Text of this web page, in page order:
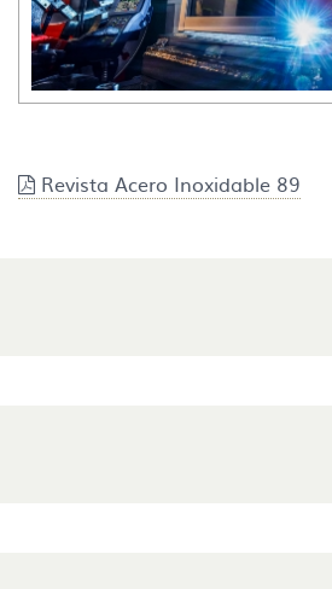
Revista Acero Inoxidable 89